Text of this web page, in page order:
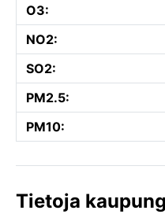
O3:
NO2:
SO2:
PM2.5:
PM10:
Tietoja